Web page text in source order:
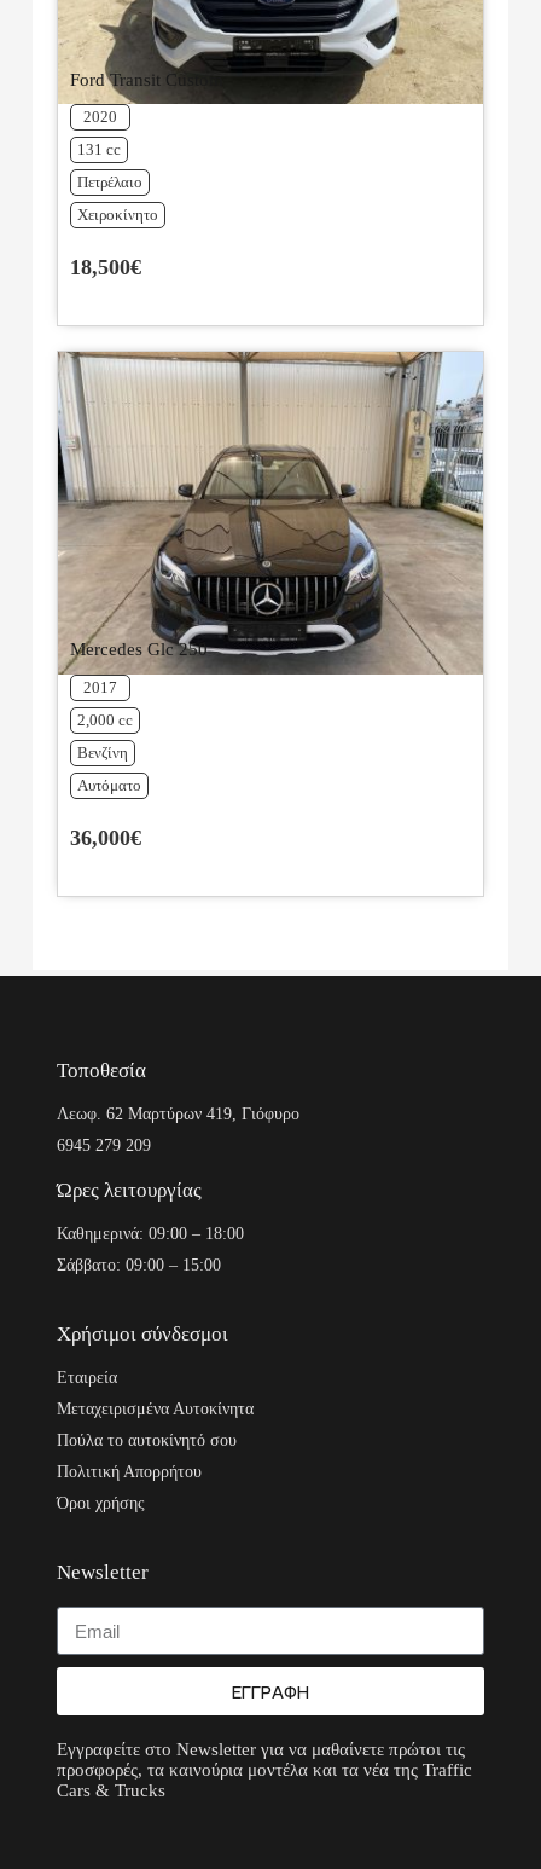
Ford Transit Custom
2020
131 cc
Πετρέλαιο
Χειροκίνητο
18,500€
Mercedes Glc 250
2017
2,000 cc
Βενζίνη
Αυτόματο
36,000€
Τοποθεσία
Λεωφ. 62 Μαρτύρων 419, Γιόφυρο
6945 279 209
Ώρες λειτουργίας
Καθημερινά: 09:00 – 18:00
Σάββατο: 09:00 – 15:00
Χρήσιμοι σύνδεσμοι
Εταιρεία
Μεταχειρισμένα Αυτοκίνητα
Πούλα το αυτοκίνητό σου
Πολιτική Απορρήτου
Όροι χρήσης
Newsletter
ΕΓΓΡΑΦΗ
Εγγραφείτε στο Newsletter για να μαθαίνετε πρώτοι τις
προσφορές, τα καινούρια μοντέλα και τα νέα της Traffic
Cars & Trucks